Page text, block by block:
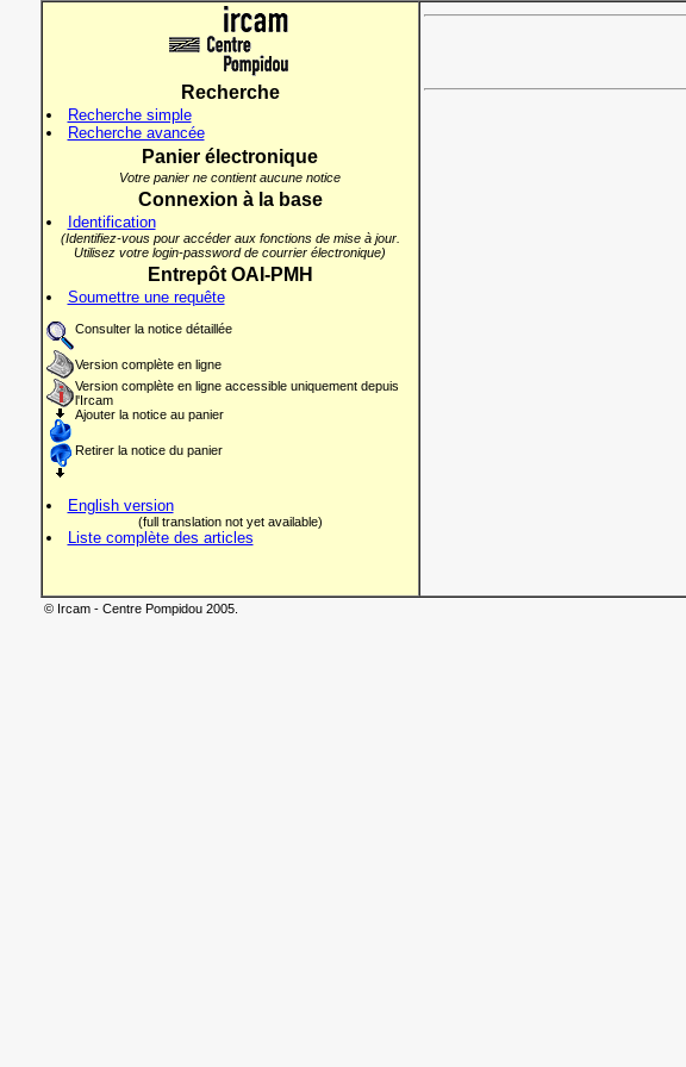
Recherche
Recherche simple
Recherche avancée
Panier électronique
Votre panier ne contient aucune notice
Connexion à la base
Identification
(Identifiez-vous pour accéder aux fonctions de mise à jour.
Utilisez votre login-password de courrier électronique)
Entrepôt OAI-PMH
Soumettre une requête
Consulter la notice détaillée
Version complète en ligne
Version complète en ligne accessible uniquement depuis
l'Ircam
Ajouter la notice au panier
Retirer la notice du panier
English version
(full translation not yet available)
Liste complète des articles
© Ircam - Centre Pompidou 2005.